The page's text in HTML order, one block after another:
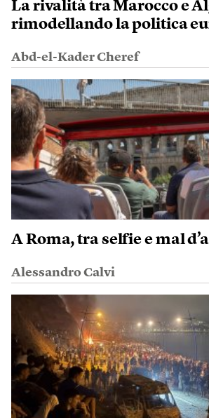
La rivalità tra Marocco e
rimodellando la politica
Abd-el-Kader Cheref
A Roma, tra selfie e mal
Alessandro Calvi